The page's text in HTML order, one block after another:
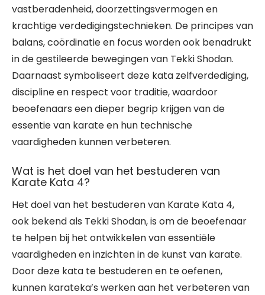
vastberadenheid, doorzettingsvermogen en
krachtige verdedigingstechnieken. De principes van
balans, coördinatie en focus worden ook benadrukt
in de gestileerde bewegingen van Tekki Shodan.
Daarnaast symboliseert deze kata zelfverdediging,
discipline en respect voor traditie, waardoor
beoefenaars een dieper begrip krijgen van de
essentie van karate en hun technische
vaardigheden kunnen verbeteren.
Wat is het doel van het bestuderen van
Karate Kata 4?
Het doel van het bestuderen van Karate Kata 4,
ook bekend als Tekki Shodan, is om de beoefenaar
te helpen bij het ontwikkelen van essentiële
vaardigheden en inzichten in de kunst van karate.
Door deze kata te bestuderen en te oefenen,
kunnen karateka’s werken aan het verbeteren van